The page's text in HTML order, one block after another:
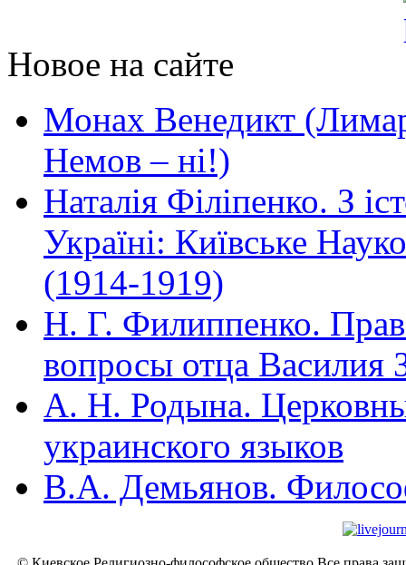
Новое на сайте
Монах Венедикт
Немов – ні!)
Наталія Філіпенко. З
Україні: Київське
(1914-1919)
Н. Г. Филиппенко.
вопросы отца Василия
А. Н. Родына.
украинского языков
В.А. Демьянов.